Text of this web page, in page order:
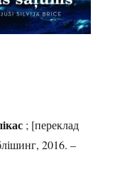
; [переклад
2016. –